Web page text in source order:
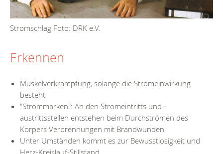
Stromschlag Foto: DRK e.V.
Erkennen
Muskelverkrampfung, solange die Stromeinwirkung
besteht
"Strommarken": An den Stromeintritts und -
austrittsstellen entstehen beim Durchströmen des
Körpers Verbrennungen mit Brandwunden
Unter Umständen kommt es zur Bewusstlosigkeit und
Herz-Kreislauf-Stillstand